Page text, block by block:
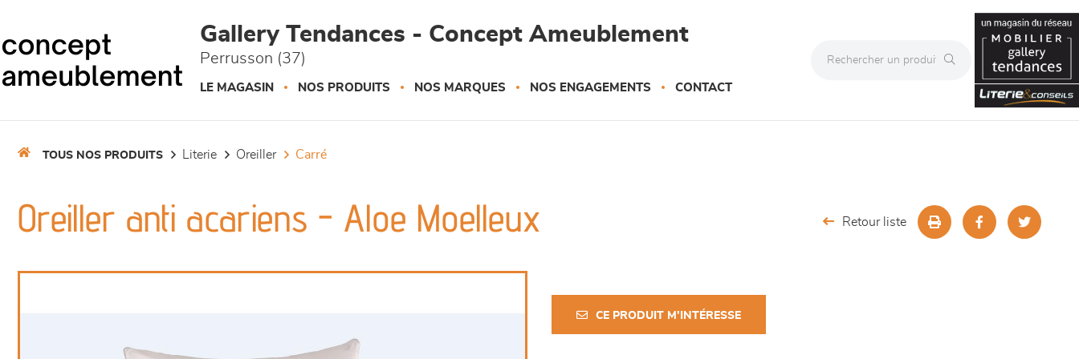
Gallery Tendances - Concept Ameublement
Perrusson (37)
LE MAGASIN NOS PRODUITS NOS MARQUES NOS ENGAGEMENTS CONTACT
TOUS NOS PRODUITS literie oreiller carré
Oreiller anti acariens - Aloe Moelleux Retour liste
CE PRODUIT M'INTÉRESSE